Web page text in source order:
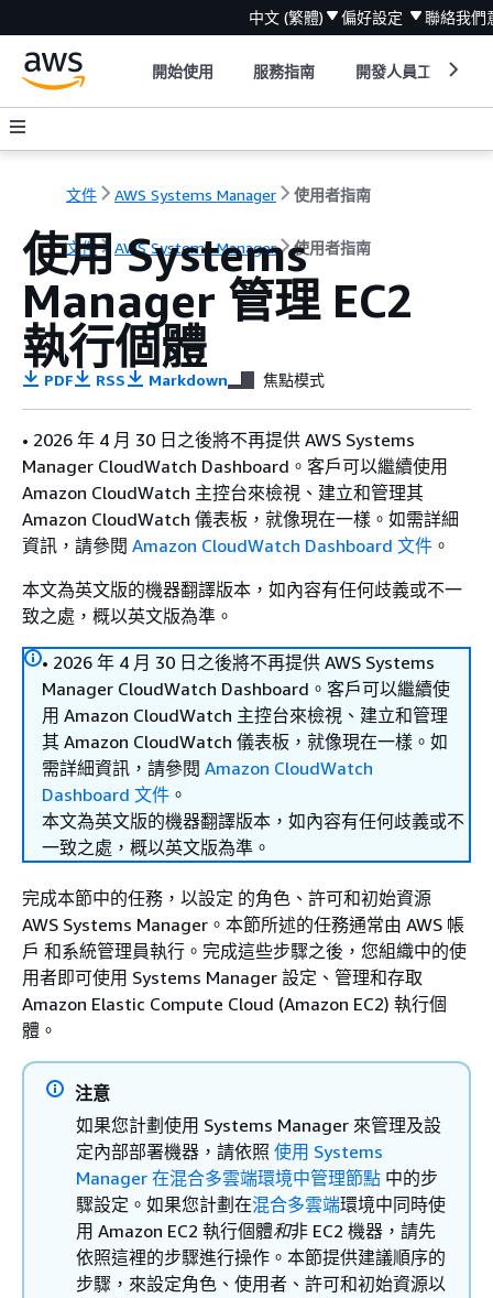
中文 (繁體) 偏好設定 聯絡我們
開始使用 服務指南 開發人員工具
文件 AWS Systems Manager 使用者指南
文件 AWS Systems Manager 使用者指南
使用 Systems
Manager 管理 EC2
執行個體
PDF RSS Markdown 焦點模式
• 2026 年 4 月 30 日之後將不再提供 AWS Systems
Manager CloudWatch Dashboard。客戶可以繼續使用
Amazon CloudWatch 主控台來檢視、建立和管理其
Amazon CloudWatch 儀表板，就像現在一樣。如需詳細
資訊，請參閱 Amazon CloudWatch Dashboard 文件 。
本文為英文版的機器翻譯版本，如內容有任何歧義或不一
致之處，概以英文版為準。
• 2026 年 4 月 30 日之後將不再提供 AWS Systems
Manager CloudWatch Dashboard。客戶可以繼續使
用 Amazon CloudWatch 主控台來檢視、建立和管理
其 Amazon CloudWatch 儀表板，就像現在一樣。如
需詳細資訊，請參閱 Amazon CloudWatch
Dashboard 文件 。
本文為英文版的機器翻譯版本，如內容有任何歧義或不
一致之處，概以英文版為準。
完成本節中的任務，以設定 的角色、許可和初始資源
AWS Systems Manager。本節所述的任務通常由 AWS 帳
戶 和系統管理員執行。完成這些步驟之後，您組織中的使
用者即可使用 Systems Manager 設定、管理和存取
Amazon Elastic Compute Cloud (Amazon EC2) 執行個
體。
注意
如果您計劃使用 Systems Manager 來管理及設
定內部部署機器，請依照 使用 Systems
Manager 在混合多雲端環境中管理節點 中的步
驟設定。如果您計劃在混合多雲端環境中同時使
用 Amazon EC2 執行個體和非 EC2 機器，請先
依照這裡的步驟進行操作。本節提供建議順序的
步驟，來設定角色、使用者、許可和初始資源以